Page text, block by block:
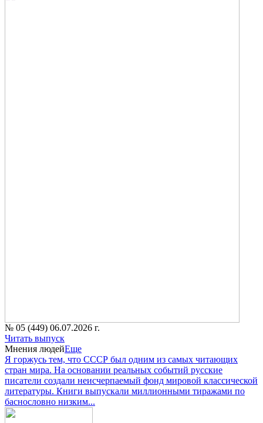
№ 05 (449) 06.07.2026 г.
Читать выпуск
Мнения людейЕще
Я горжусь тем, что СССР был одним из самых читающих
стран мира. На основании реальных событий русские
писатели создали неисчерпаемый фонд мировой классической
литературы. Книги выпускали миллионными тиражами по
баснословно низким...